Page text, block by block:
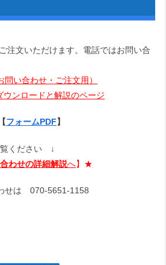
注文いただけます。電話ではお問い合
問い合わせ・ご注文用）
ウンロードと解説のページ
【フォームPDF】
覧ください ↓
わせの詳細解説へ】★
せは 070-5651-1158